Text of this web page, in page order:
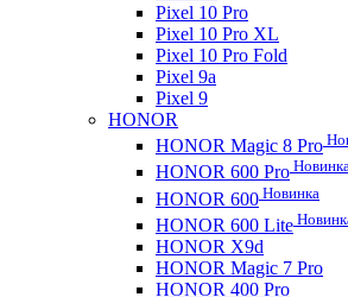
Pixel 10 Pro
Pixel 10 Pro XL
Pixel 10 Pro Fold
Pixel 9a
Pixel 9
HONOR
HONOR Magic 8 Pro
HONOR 600 Pro Новинка
HONOR 600 Новинка
HONOR 600 Lite
HONOR X9d
HONOR Magic 7 Pro
HONOR 400 Pro